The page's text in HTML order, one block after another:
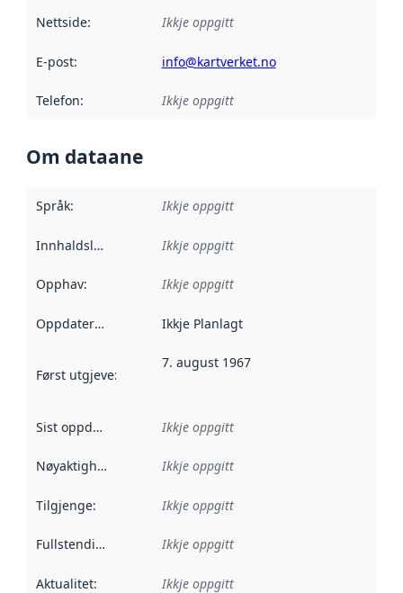
Nettside: Ikkje oppgitt
E-post: info@kartverket.no
Telefon: Ikkje oppgitt
Om dataane
Språk: Ikkje oppgitt
Innhaldsleverandørar :
Ikkje oppgitt
Opphav: Ikkje oppgitt
Oppdateringsfrekvens :
Ikkje Planlagt
Først utgjeve: Denne datoen seier når dataa i dette
7. august 1967
Sist oppdatert Ikkje oppgitt
Nøyaktigheit Ikkje oppgitt
Tilgjenge: Ikkje oppgitt
Fullstendigheit Ikkje oppgitt
Aktualitet: Ikkje oppgitt